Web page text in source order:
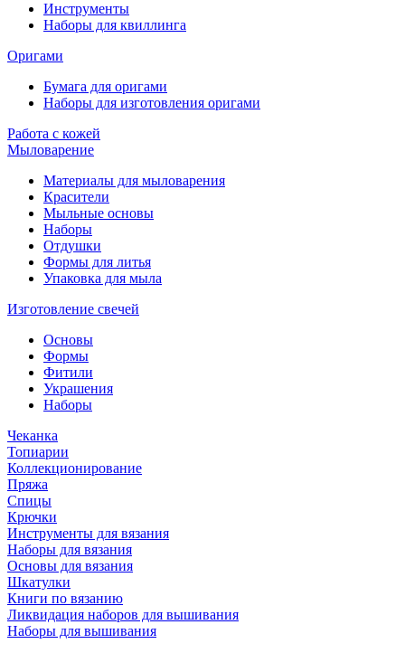
Инструменты
Наборы для квиллинга
Оригами
Бумага для оригами
Наборы для изготовления оригами
Работа с кожей
Мыловарение
Материалы для мыловарения
Красители
Мыльные основы
Наборы
Отдушки
Формы для литья
Упаковка для мыла
Изготовление свечей
Основы
Формы
Фитили
Украшения
Наборы
Чеканка
Топиарии
Коллекционирование
Пряжа
Спицы
Крючки
Инструменты для вязания
Наборы для вязания
Основы для вязания
Шкатулки
Книги по вязанию
Ликвидация наборов для вышивания
Наборы для вышивания